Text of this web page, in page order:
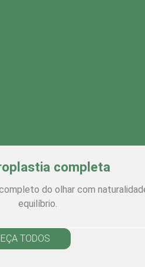
completa
do olhar com
equilíbrio.
TODOS